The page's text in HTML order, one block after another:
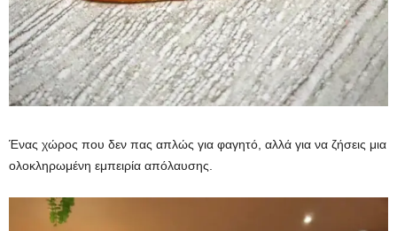
Ένας χώρος που δεν πας απλώς για φαγητό, αλλά για να ζήσεις μια
ολοκληρωμένη εμπειρία απόλαυσης.